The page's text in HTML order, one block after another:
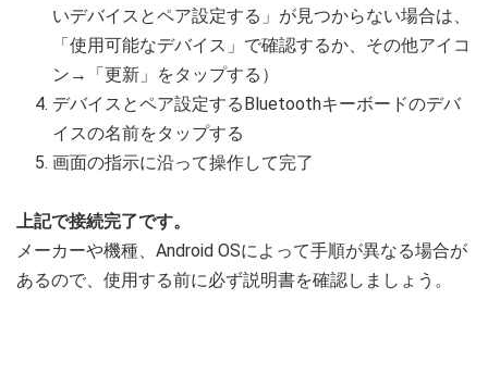
いデバイスとペア設定する」が見つからない場合は、
「使用可能なデバイス」で確認するか、その他アイコ
ン→「更新」をタップする）
デバイスとペア設定するBluetoothキーボードのデバ
イスの名前をタップする
画面の指示に沿って操作して完了
上記で接続完了です。
メーカーや機種、Android OSによって手順が異なる場合が
あるので、使用する前に必ず説明書を確認しましょう。